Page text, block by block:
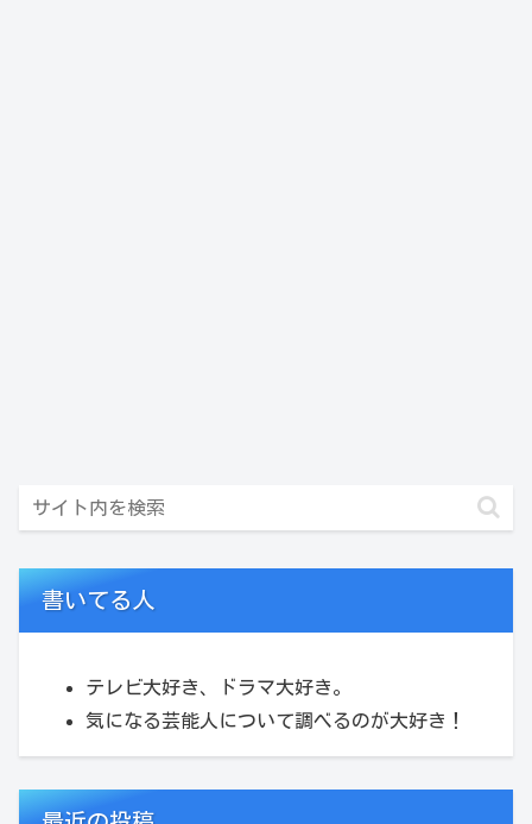
書いてる人
テレビ大好き、ドラマ大好き。
気になる芸能人について調べるのが大好き！